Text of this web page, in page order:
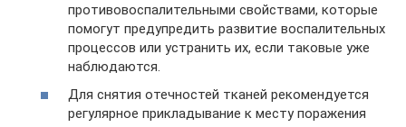
противовоспалительными свойствами, которые
помогут предупредить развитие воспалительных
процессов или устранить их, если таковые уже
наблюдаются.
Для снятия отечностей тканей рекомендуется
регулярное прикладывание к месту поражения